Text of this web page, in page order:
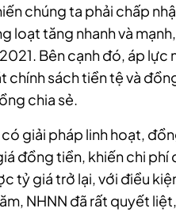
chúng ta phải chấp
loạt tăng nhanh và
Bên cạnh đó, áp lực
sách tiền tệ và
chia sẻ.
giải pháp linh hoạt,
đồng tiền, khiến chi
tỷ giá trở lại, với điều
NHNN đã rất quyết